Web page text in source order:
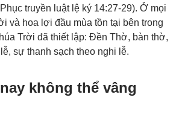
Phục truyền luật lệ ký 14:27-29). Ở mọi
và hoa lợi đầu mùa tồn tại bên trong
Trời đã thiết lập: Đền Thờ, bàn thờ,
sự thanh sạch theo nghi lễ.
không thể vâng